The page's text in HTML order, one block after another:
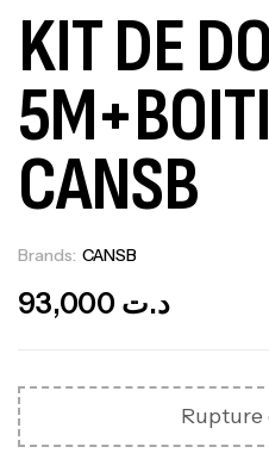
KIT DE
CANSB
Brands: CANSB
د.ت
Rupture